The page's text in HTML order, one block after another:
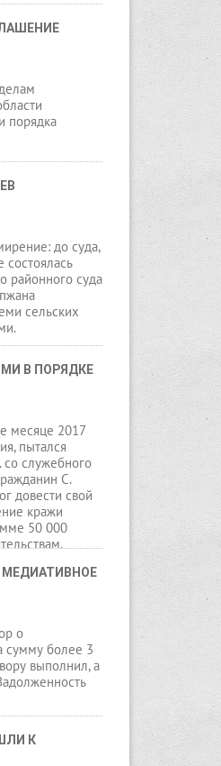
порядка
до суда,
районного суда
сельских
В ПОРЯДКЕ
месяце 2017
пытался
служебного
С.
довести свой
кражи
50 000
о
сумму более 3
выполнил, а
К